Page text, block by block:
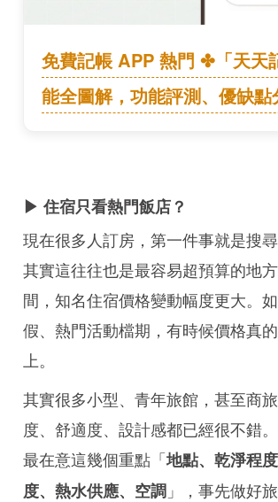
免費記帳 APP 熱門 ✤「天天
能全圖解，功能評測、優缺點
▶ 住宿只看熱門飯店？
現在很多人訂房，第一件事就是搜
其實這往往也是最容易超預算的地
間，知名住宿價格變動幅度更大。
假、熱門活動檔期，有時候價格真
上。
其實很多小型、青年旅館，甚至商
度、舒適度、設計感都已經很不錯
最在意這幾個重點「地點、乾淨程
度、熱水供應、空調 」，事先做好